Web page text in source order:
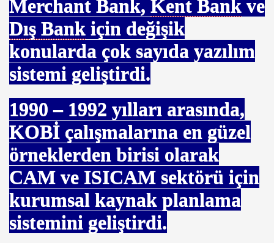
Merchant Bank, Kent Bank ve
Dış Bank için değişik
konularda çok sayıda yazılım
sistemi geliştirdi.
1990 – 1992 yılları arasında,
KOBİ çalışmalarına en güzel
örneklerden birisi olarak
CAM ve ISICAM sektörü için
kurumsal kaynak planlama
sistemini geliştirdi.
DOĞRUDAN SATIŞ.